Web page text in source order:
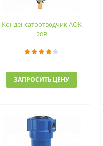
Конденсатоотводчик AOK
20B
ЗАПРОСИТЬ ЦЕНУ